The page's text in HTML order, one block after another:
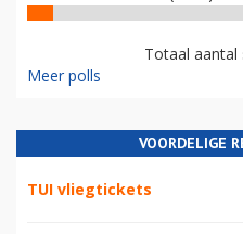
Totaal aantal
Meer polls
VOORDELIGE
TUI vliegtickets